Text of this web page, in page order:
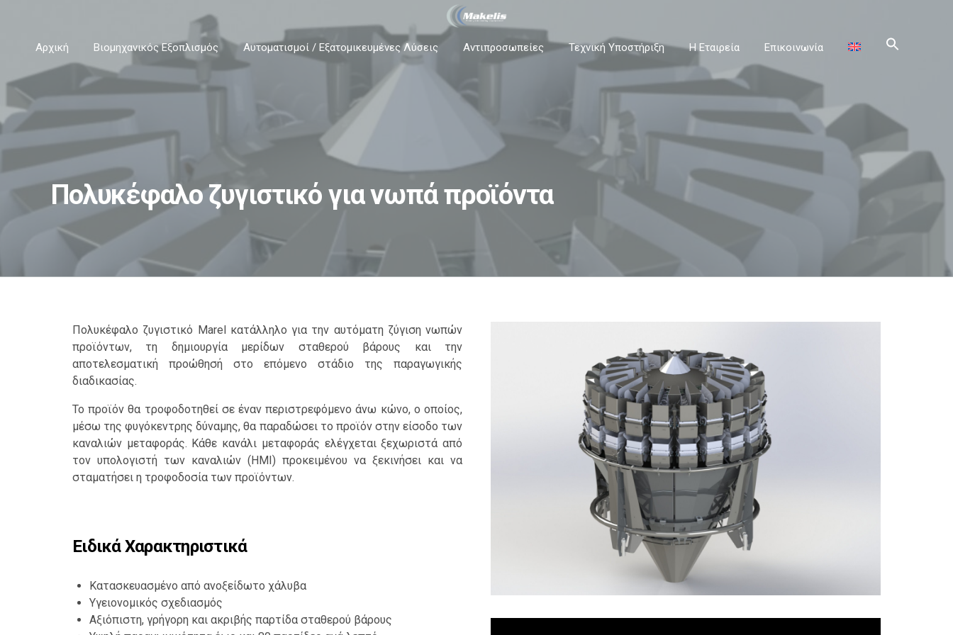
Αρχική Βιομηχανικός Εξοπλισμός Αυτοματισμοί / Εξατομικευμένες Λύσεις Αντιπροσωπείες Τεχνική Υποστήριξη Η Εταιρεία Επικοινωνία
Πολυκέφαλο ζυγιστικό για νωπά προϊόντα
Πολυκέφαλο ζυγιστικό Marel κατάλληλο για την αυτόματη ζύγιση νωπών
προϊόντων, τη δημιουργία μερίδων σταθερού βάρους και την
αποτελεσματική προώθησή στο επόμενο στάδιο της παραγωγικής
διαδικασίας.
Το προϊόν θα τροφοδοτηθεί σε έναν περιστρεφόμενο άνω κώνο, ο οποίος,
μέσω της φυγόκεντρης δύναμης, θα παραδώσει το προϊόν στην είσοδο των
καναλιών μεταφοράς. Κάθε κανάλι μεταφοράς ελέγχεται ξεχωριστά από
τον υπολογιστή των καναλιών (HMI) προκειμένου να ξεκινήσει και να
σταματήσει η τροφοδοσία των προϊόντων.
Ειδικά Χαρακτηριστικά
Κατασκευασμένο από ανοξείδωτο χάλυβα
Υγειονομικός σχεδιασμός
Αξιόπιστη, γρήγορη και ακριβής παρτίδα σταθερού βάρους